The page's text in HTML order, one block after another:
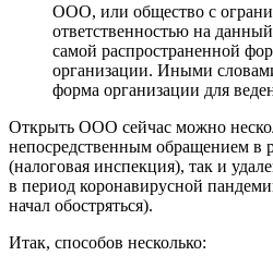
ООО, или общество с
ответственностью на
самой распространенной
организации. Иными
форма организации для
Открыть ООО сейчас можно
непосредственным обращением в
(налоговая инспекция), так и
в период коронавирусной
начал обостряться).
Итак, способов несколько: